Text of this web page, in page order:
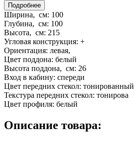
Подробнее
Ширина, см: 100
Глубина, см: 100
Высота, см: 215
Угловая конструкция: +
Ориентация: левая,
Цвет поддона: белый
Высота поддона, см: 26
Вход в кабину: спереди
Цвет передних стекол: тонированный
Текстура передних стекол: тонирова
Цвет профиля: белый
Описание товара: